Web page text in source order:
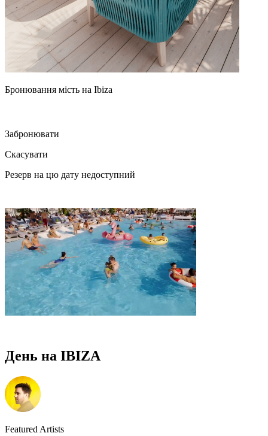
Бронювання мість на Ibiza
Забронювати
Скасувати
Резерв на цю дату недоступний
День на IBIZA
Featured Artists